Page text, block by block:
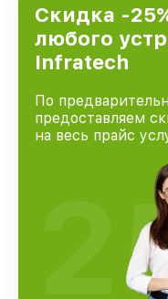
городе Москве,
доверия и
Скидка -
любого
Infratech
По
предоставляем
на весь прайс